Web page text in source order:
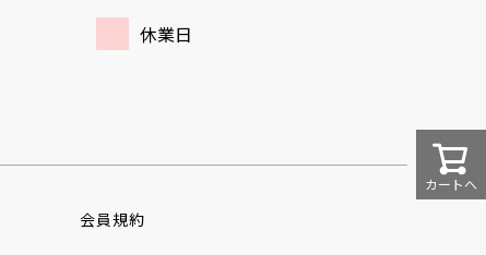
カートへ
休業日
会員規約